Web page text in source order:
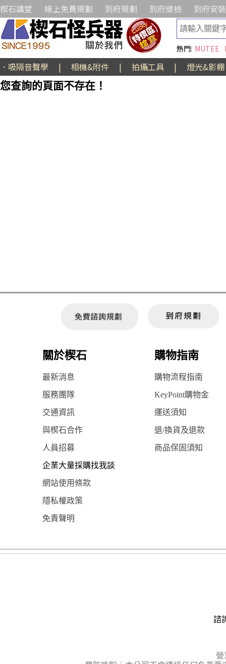
楔石講堂 線上免費規劃 到府規劃 到府健檢 到府安裝
熱門: MUTEE
．吸隔音聲學 | 相機&附件 | 拍攝工具 |
燈光&影棚
您查詢的頁面不存在！
關於楔石 購物指南
最新消息 購物流程指南
服務團隊 KeyPoint購物金
交通資訊 運送須知
與楔石合作 退/換貨及退款
人員招募 商品保固須知
企業大量採購找我談
網站使用條款
隱私權政策
免責聲明
諮
營